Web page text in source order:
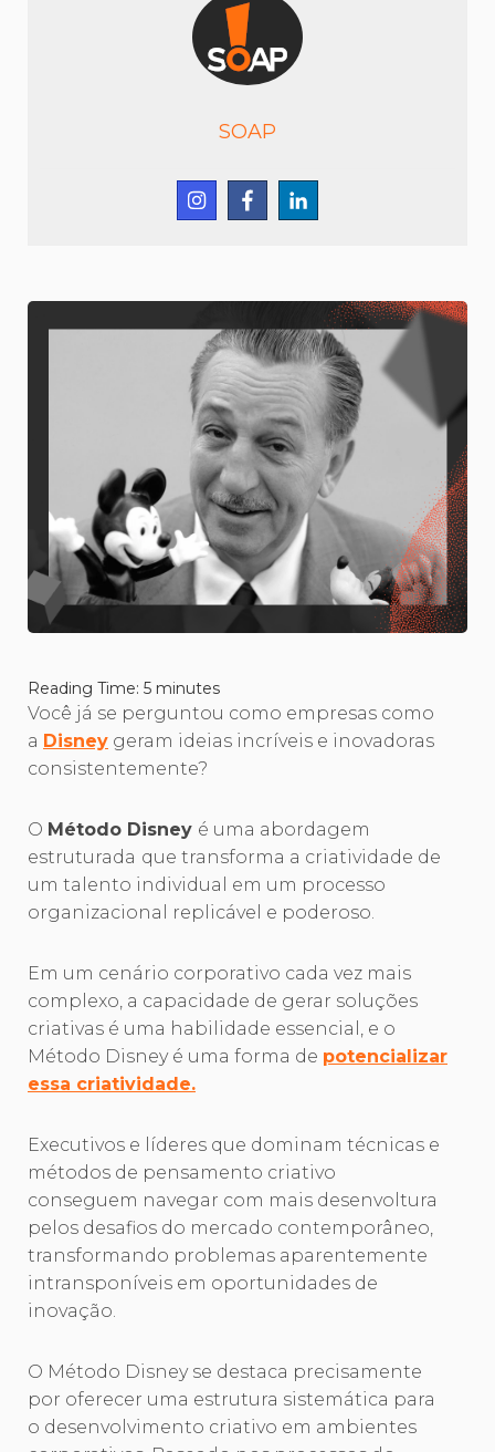
SOAP
Reading Time: 5 minutes
Você já se perguntou como empresas como
a Disney geram ideias incríveis e inovadoras
consistentemente?
O Método Disney é uma abordagem
estruturada que transforma a criatividade de
um talento individual em um processo
organizacional replicável e poderoso.
Em um cenário corporativo cada vez mais
complexo, a capacidade de gerar soluções
criativas é uma habilidade essencial, e o
Método Disney é uma forma de potencializar
essa criatividade.
Executivos e líderes que dominam técnicas e
métodos de pensamento criativo
conseguem navegar com mais desenvoltura
pelos desafios do mercado contemporâneo,
transformando problemas aparentemente
intransponíveis em oportunidades de
inovação.
O Método Disney se destaca precisamente
por oferecer uma estrutura sistemática para
o desenvolvimento criativo em ambientes